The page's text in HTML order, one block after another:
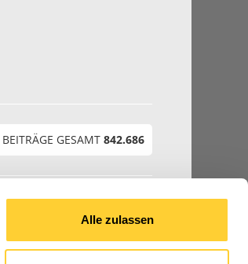
Alle zulassen
BEITRÄGE GESAMT 842.686
© 2026 Bauforum24.biz